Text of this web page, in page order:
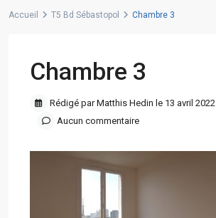
Accueil T5 Bd Sébastopol Chambre 3
Chambre 3
Rédigé par Matthis Hedin le 13 avril 2022
Aucun commentaire